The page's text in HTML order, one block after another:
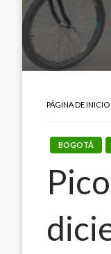
PÁGINA DE INICIO
BOGOTÁ